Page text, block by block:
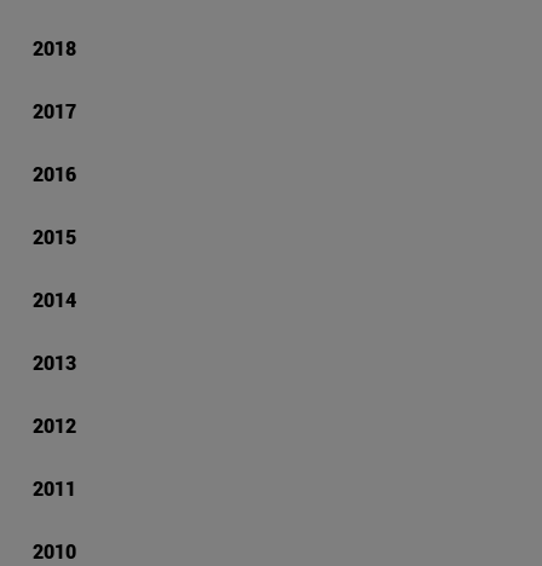
2018
2017
2016
2015
2014
2013
2012
2011
2010